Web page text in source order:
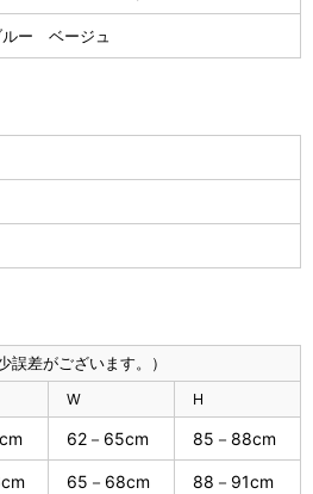
ルー ベージュ
誤差がございます。）
W H
62－65cm 85－88cm
65－68cm 88－91cm